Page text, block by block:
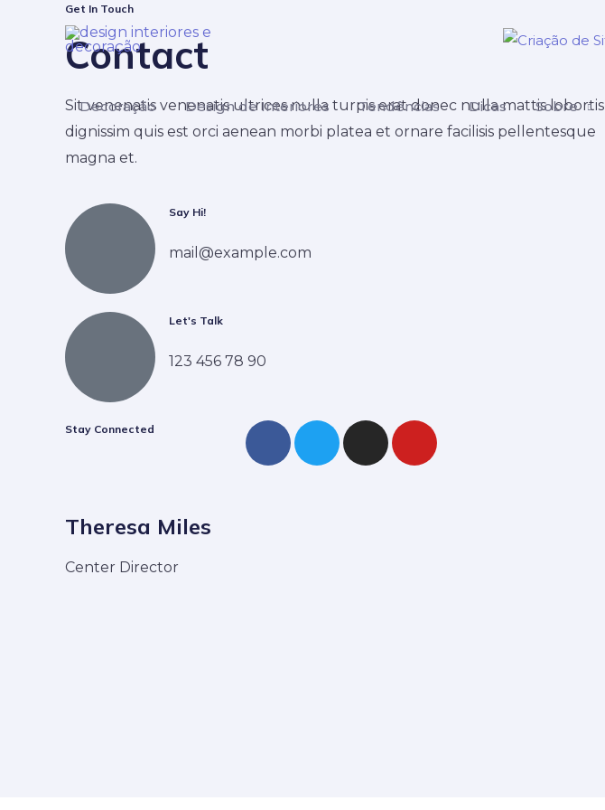
Decoração Design de Interiores Tendências Dicas Sobre
Get In Touch
Contact
Sit venenatis venenatis ultrices nulla turpis erat donec nulla mattis lobortis
dignissim quis est orci aenean morbi platea et ornare facilisis pellentesque
magna et.
Say Hi!
mail@example.com
Let's Talk
123 456 78 90
Stay Connected
Theresa Miles
Center Director